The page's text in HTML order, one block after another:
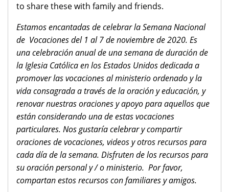
to share these with family and friends.
Estamos encantadas de celebrar la Semana Nacional
de Vocaciones del 1 al 7 de noviembre de 2020. Es
una celebración anual de una semana de duración de
la Iglesia Católica en los Estados Unidos dedicada a
promover las vocaciones al ministerio ordenado y la
vida consagrada a través de la oración y educación, y
renovar nuestras oraciones y apoyo para aquellos que
están considerando una de estas vocaciones
particulares. Nos gustaría celebrar y compartir
oraciones de vocaciones, videos y otros recursos para
cada día de la semana. Disfruten de los recursos para
su oración personal y / o ministerio. Por favor,
compartan estos recursos con familiares y amigos.